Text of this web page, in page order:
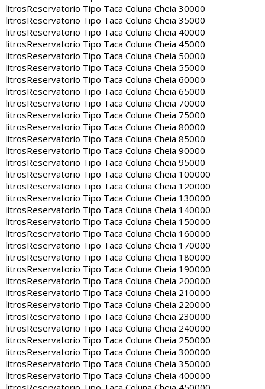
litrosReservatorio Tipo Taca Coluna Cheia 30000
litrosReservatorio Tipo Taca Coluna Cheia 35000
litrosReservatorio Tipo Taca Coluna Cheia 40000
litrosReservatorio Tipo Taca Coluna Cheia 45000
litrosReservatorio Tipo Taca Coluna Cheia 50000
litrosReservatorio Tipo Taca Coluna Cheia 55000
litrosReservatorio Tipo Taca Coluna Cheia 60000
litrosReservatorio Tipo Taca Coluna Cheia 65000
litrosReservatorio Tipo Taca Coluna Cheia 70000
litrosReservatorio Tipo Taca Coluna Cheia 75000
litrosReservatorio Tipo Taca Coluna Cheia 80000
litrosReservatorio Tipo Taca Coluna Cheia 85000
litrosReservatorio Tipo Taca Coluna Cheia 90000
litrosReservatorio Tipo Taca Coluna Cheia 95000
litrosReservatorio Tipo Taca Coluna Cheia 100000
litrosReservatorio Tipo Taca Coluna Cheia 120000
litrosReservatorio Tipo Taca Coluna Cheia 130000
litrosReservatorio Tipo Taca Coluna Cheia 140000
litrosReservatorio Tipo Taca Coluna Cheia 150000
litrosReservatorio Tipo Taca Coluna Cheia 160000
litrosReservatorio Tipo Taca Coluna Cheia 170000
litrosReservatorio Tipo Taca Coluna Cheia 180000
litrosReservatorio Tipo Taca Coluna Cheia 190000
litrosReservatorio Tipo Taca Coluna Cheia 200000
litrosReservatorio Tipo Taca Coluna Cheia 210000
litrosReservatorio Tipo Taca Coluna Cheia 220000
litrosReservatorio Tipo Taca Coluna Cheia 230000
litrosReservatorio Tipo Taca Coluna Cheia 240000
litrosReservatorio Tipo Taca Coluna Cheia 250000
litrosReservatorio Tipo Taca Coluna Cheia 300000
litrosReservatorio Tipo Taca Coluna Cheia 350000
litrosReservatorio Tipo Taca Coluna Cheia 400000